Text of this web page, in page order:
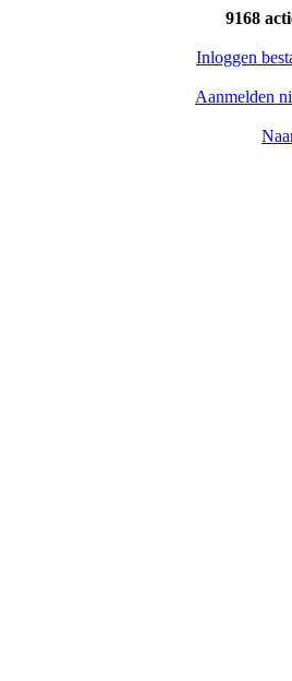
9168
Inloggen
Aanmelden